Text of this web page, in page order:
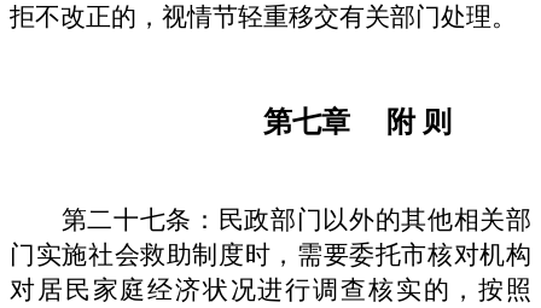
拒不改正的，视情节轻重移交有关部门处理。
第七章 附 则
第二十七条：民政部门以外的其他相关部
门实施社会救助制度时，需要委托市核对机构
对居民家庭经济状况进行调查核实的，按照